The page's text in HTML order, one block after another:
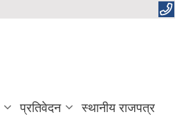
प्रतिवेदन स्थानीय राजपत्र